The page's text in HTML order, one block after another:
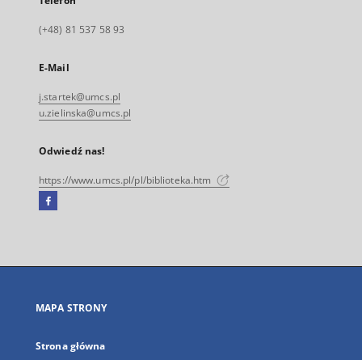
(+48) 81 537 58 93
E-Mail
j.startek@umcs.pl
u.zielinska@umcs.pl
Odwiedź nas!
https://www.umcs.pl/pl/biblioteka.htm
Facebook
się
karcie
MAPA STRONY
Strona główna